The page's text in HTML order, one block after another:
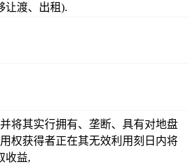
让渡、出租).
将其实行拥有、垄断、具有对地盘
权获得者正在其无效利用刻日内将
收益,